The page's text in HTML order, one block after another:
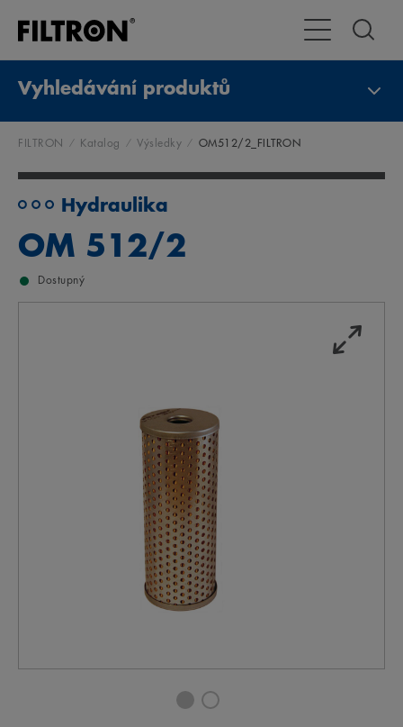
Přepnout
Vyhledávání produktů
FILTRON Katalog Výsledky OM512/2_FILTRON
Hydraulika
OM 512/2
Dostupný